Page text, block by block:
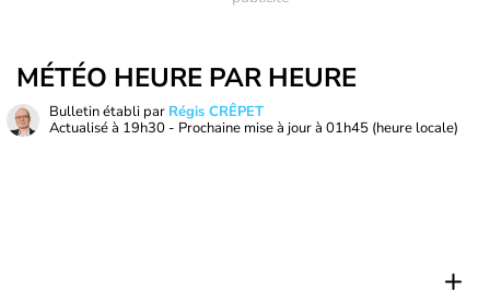
MÉTÉO HEURE PAR HEURE
Bulletin établi par Régis CRÊPET
Actualisé à 19h30 - Prochaine mise à jour à 01h45 (heure locale)